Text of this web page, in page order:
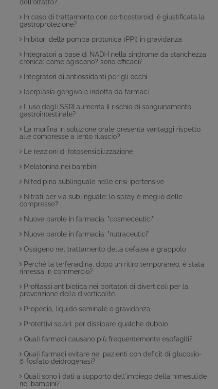
dell'olfatto?
In caso di trattamento con corticosteroidi è giustificata la
gastroprotezione?
Inibitori della pompa protonica (PPI) in gravidanza
Integratori a base di NADH nella sindrome da stanchezza
cronica: come agiscono? sono efficaci?
Integratori di antiossidanti per gli occhi
Iperplasia gengivale indotta da farmaci
L'uso degli SSRI aumenta il rischio di sanguinamento
gastrointestinale?
La morfina in soluzione orale presenta vantaggi rispetto
alle compresse a lento rilascio?
Le reazioni di fotosensibilizzazione
Melatonina nei bambini
Nifedipina sublinguale nelle crisi ipertensive
Nitrati per via sublinguale: lo spray è meglio delle
compresse?
Nuove parole in farmacia: "cosmeceutici"
Nuove parole in farmacia: "nutraceutici"
Ossigeno nel trattamento della cefalea a grappolo
Perché la terfenadina, dopo un ritiro temporaneo, è stata
rimessa in commercio?
Profilassi antibiotica nei portatori di diverticoli per la
prevenzione della diverticolite.
Propecia, liquido seminale e gravidanza
Protettivi solari: per dissipare qualche dubbio
Quali farmaci causano più frequentemente esofagiti?
Quali farmaci evitare nei pazienti con deficit di glucosio-
6-fosfato deidrogenasi?
Quali sono i dati a supporto dell'impiego della nimesulide
nei bambini?